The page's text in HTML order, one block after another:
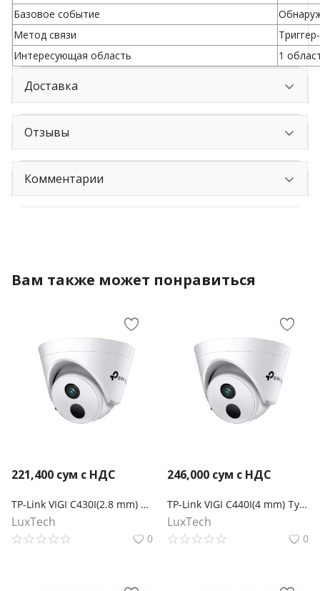
Базовое событие
Метод связи
Интересующая область
1
Доставка
Отзывы
Комментарии
Вам также может понравиться
221,400 сум с НДС
TP-Link VIGI C430I(2.8 mm) Турельная камера 3 Мп с ИК‑подсветкой
LuxTech
0
246,000 сум с НДС
TP-Link VIGI C440I(4 mm) Турельная камера 4 Мп с ИК‑подсветкой
LuxTech
0